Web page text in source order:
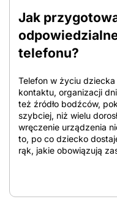
Jak
telefonu?
Telefon w życiu
kontaktu, organizacji
też źródło bodźców,
szybciej, niż wielu
wręczenie urządzenia
to, po co dziecko
rąk, jakie obowiązują
uporządkowane
reguły i zadbać o